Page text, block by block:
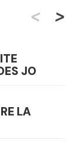
<
JO
LA
>